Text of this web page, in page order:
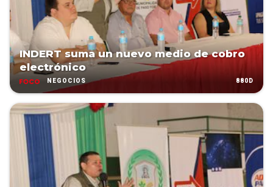
INDERT suma un nuevo medio de cobro
electrónico
NEGOCIOS 880D